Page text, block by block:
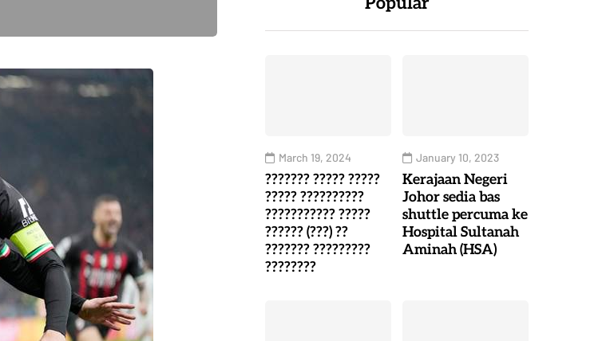
March 19, 2024
??????? ????? ?????
????? ??????????
??????????? ?????
?????? (???) ??
??????? ?????????
????????
January 10, 2023
Kerajaan Negeri
Johor sedia bas
shuttle percuma ke
Hospital Sultanah
Aminah (HSA)